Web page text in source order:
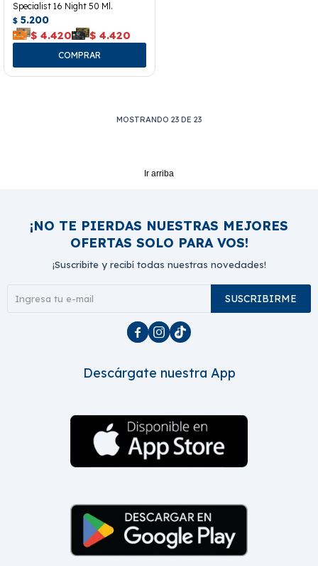
Specialist 16 Night 50 Ml.
$ 5.200
$ 4.420 $ 4.420
MOSTRANDO 23 DE 23
Ir arriba
¡NO TE PIERDAS NUESTRAS MEJORES
OFERTAS SOLO PARA VOS!
¡Suscribite y recibí todas nuestras novedades!
SUSCRIBIRME
  
Descárgate nuestra App